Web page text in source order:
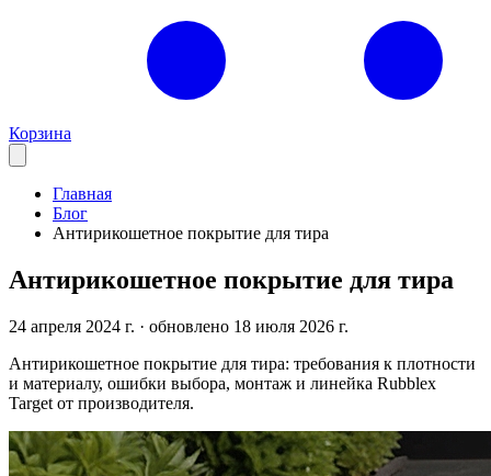
Корзина
Главная
Блог
Антирикошетное покрытие для тира
Антирикошетное покрытие для тира
24 апреля 2024 г. · обновлено 18 июля 2026 г.
Антирикошетное покрытие для тира: требования к плотности
и материалу, ошибки выбора, монтаж и линейка Rubblex
Target от производителя.